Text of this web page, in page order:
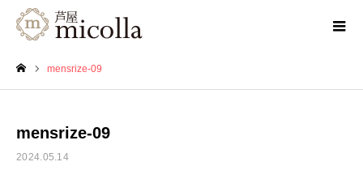
mensrize-09
mensrize-09
2024.05.14